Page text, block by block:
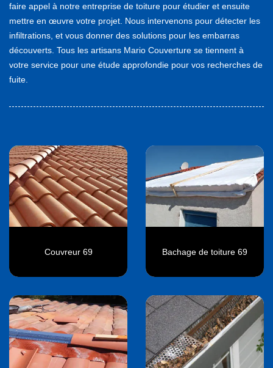
faire appel à notre entreprise de toiture pour étudier et ensuite
mettre en œuvre votre projet. Nous intervenons pour détecter les
infiltrations, et vous donner des solutions pour les embarras
découverts. Tous les artisans Mario Couverture se tiennent à
votre service pour une étude approfondie pour vos recherches de
fuite.
Couvreur 69 Bachage de toiture 69